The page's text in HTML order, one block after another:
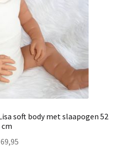
ouderen met Dementie
Accessoires
soft body met slaapogen 52
cm